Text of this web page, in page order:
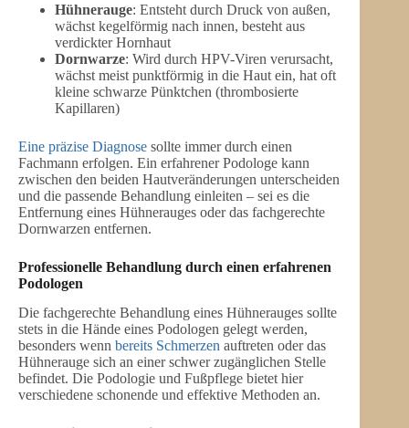
Hühnerauge: Entsteht durch Druck von außen,
wächst kegelförmig nach innen, besteht aus
verdickter Hornhaut
Dornwarze: Wird durch HPV-Viren verursacht,
wächst meist punktförmig in die Haut ein, hat oft
kleine schwarze Pünktchen (thrombosierte
Kapillaren)
Eine präzise Diagnose sollte immer durch einen
Fachmann erfolgen. Ein erfahrener Podologe kann
zwischen den beiden Hautveränderungen unterscheiden
und die passende Behandlung einleiten – sei es die
Entfernung eines Hühnerauges oder das fachgerechte
Dornwarzen entfernen.
Professionelle Behandlung durch einen erfahrenen
Podologen
Die fachgerechte Behandlung eines Hühnerauges sollte
stets in die Hände eines Podologen gelegt werden,
besonders wenn bereits Schmerzen auftreten oder das
Hühnerauge sich an einer schwer zugänglichen Stelle
befindet. Die Podologie und Fußpflege bietet hier
verschiedene schonende und effektive Methoden an.